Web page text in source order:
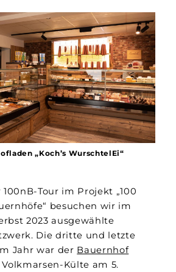
„Koch’s WurschtelEi“
Tour im Projekt „100
besuchen wir im
2023 ausgewählte
Die dritte und letzte
Jahr war der Bauernhof
Külte am 5.